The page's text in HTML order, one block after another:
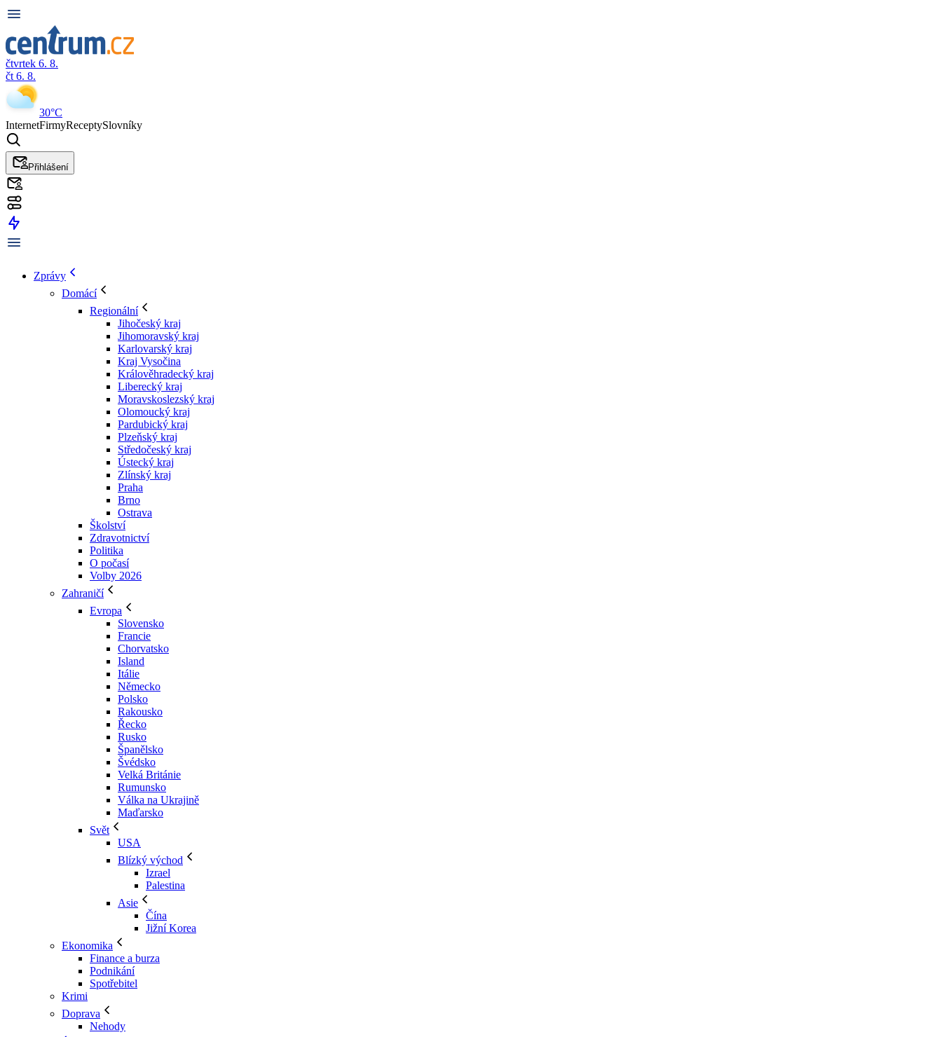
čtvrtek 6. 8.
čt 6. 8.
30°C
InternetFirmyReceptySlovníky
Přihlášení
Zprávy
Domácí
Regionální
Jihočeský kraj
Jihomoravský kraj
Karlovarský kraj
Kraj Vysočina
Králověhradecký kraj
Liberecký kraj
Moravskoslezský kraj
Olomoucký kraj
Pardubický kraj
Plzeňský kraj
Středočeský kraj
Ústecký kraj
Zlínský kraj
Praha
Brno
Ostrava
Školství
Zdravotnictví
Politika
O počasí
Volby 2026
Zahraničí
Evropa
Slovensko
Francie
Chorvatsko
Island
Itálie
Německo
Polsko
Rakousko
Řecko
Rusko
Španělsko
Švédsko
Velká Británie
Rumunsko
Válka na Ukrajině
Maďarsko
Svět
USA
Blízký východ
Izrael
Palestina
Asie
Čína
Jižní Korea
Ekonomika
Finance a burza
Podnikání
Spotřebitel
Krimi
Doprava
Nehody